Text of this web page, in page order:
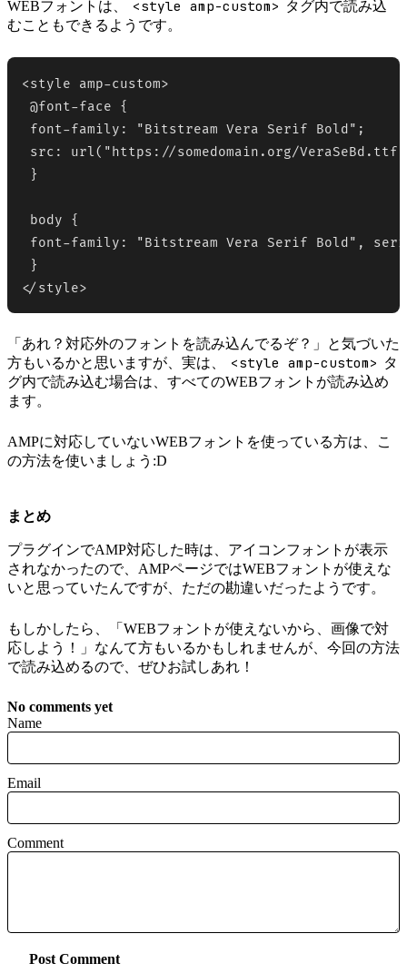
WEBフォントは、 <style amp-custom> タグ内で読み込
むこともできるようです。
<style amp-custom>
@font-face {
font-family: "Bitstream Vera Serif Bold";
src: url("https://somedomain.org/
}
body {
font-family: "Bitstream Vera Serif Bold",
}
</style>
「あれ？対応外のフォントを読み込んでるぞ？」と気づいた
方もいるかと思いますが、実は、
<style amp-custom> タ
グ内で読み込む場合は、すべてのWEBフォントが読み込め
ます。
AMPに対応していないWEBフォントを使っている方は、こ
の方法を使いましょう:D
まとめ
プラグインでAMP対応した時は、アイコンフォントが表示
されなかったので、AMPページではWEBフォントが使えな
いと思っていたんですが、ただの勘違いだったようです。
もしかしたら、「WEBフォントが使えないから、画像で対
応しよう！」なんて方もいるかもしれませんが、今回の方法
で読み込めるので、ぜひお試しあれ！
No comments yet
Name
Email
Comment
Post Comment